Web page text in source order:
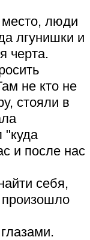
люди
лгунишки и
черта.
не кто не
стояли в
"куда
и после нас
себя,